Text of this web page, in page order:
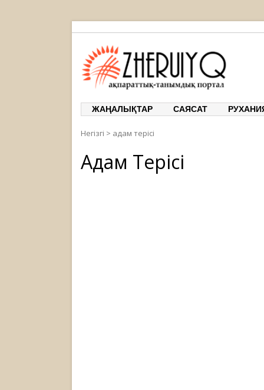
ЖАҢАЛЫҚТАР САЯСАТ
Негізгі > адам терісі
Адам Терісі